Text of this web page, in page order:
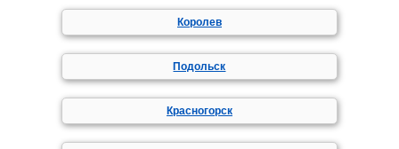
Королев
Подольск
Красногорск